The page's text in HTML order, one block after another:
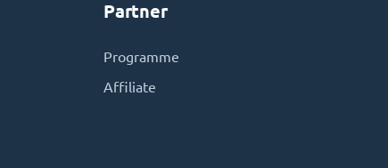
Partner
Programme
Affiliate